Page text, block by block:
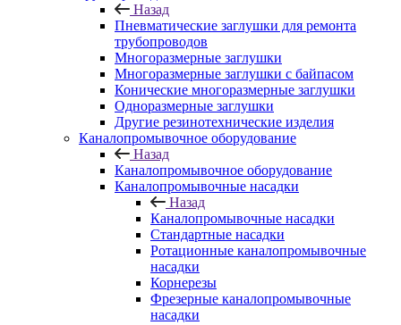
Назад
Пневматические заглушки для ремонта
трубопроводов
Многоразмерные заглушки
Многоразмерные заглушки с байпасом
Конические многоразмерные заглушки
Одноразмерные заглушки
Другие резинотехнические изделия
Каналопромывочное оборудование
Назад
Каналопромывочное оборудование
Каналопромывочные насадки
Назад
Каналопромывочные насадки
Стандартные насадки
Ротационные каналопромывочные
насадки
Корнерезы
Фрезерные каналопромывочные
насадки